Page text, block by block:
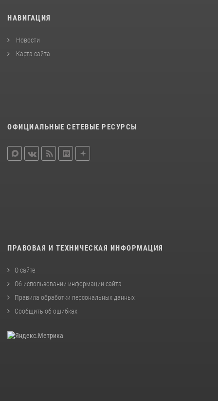
НАВИГАЦИЯ
Новости
Карта сайта
ОФИЦИАЛЬНЫЕ СЕТЕВЫЕ РЕСУРСЫ
ПРАВОВАЯ И ТЕХНИЧЕСКАЯ ИНФОРМАЦИЯ
О сайте
Об использовании информации сайта
Правила обработки персональных данных
Сообщить об ошибках